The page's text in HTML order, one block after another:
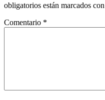
obligatorios están marcados con
Comentario *